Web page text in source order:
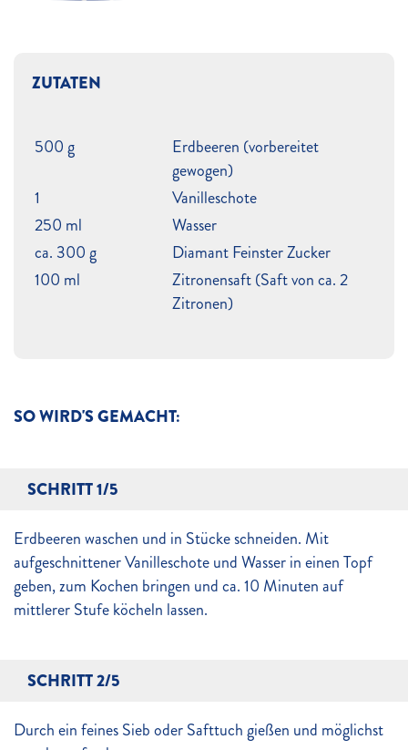
SO WIRD'S GEMACHT:
SCHRITT 1/5
Erdbeeren waschen und in Stücke schneiden. Mit
aufgeschnittener Vanilleschote und Wasser in einen Topf
geben, zum Kochen bringen und ca. 10 Minuten auf
mittlerer Stufe köcheln lassen.
SCHRITT 2/5
Durch ein feines Sieb oder Safttuch gießen und möglichst
ZUTATEN
500 g
Erdbeeren (vorbereitet
gewogen)
1
Vanilleschote
250 ml
Wasser
ca. 300 g
Diamant Feinster Zucker
100 ml
Zitronensaft (Saft von ca. 2
Zitronen)